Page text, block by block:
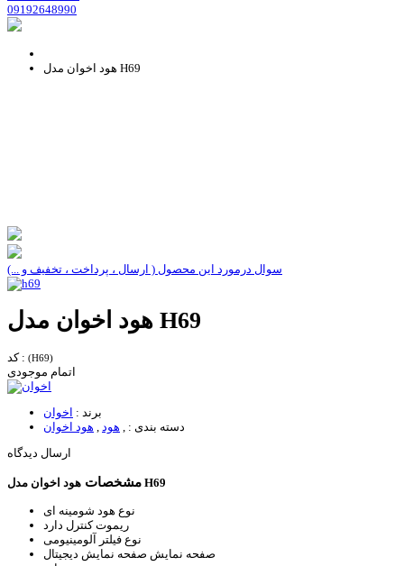
09192648990
هود اخوان مدل H69
سوال درمورد این محصول ( ارسال ، پرداخت ، تخفیف و ...)
هود اخوان مدل H69
کد : (H69)
اتمام موجودی
برند : اخوان
دسته بندی :
هود
هود اخوان
ارسال دیدگاه
مشخصات هود اخوان مدل H69
نوع هود شومینه ای
ریموت کنترل دارد
نوع فیلتر آلومینیومی
صفحه نمایش صفحه نمایش دیجیتال